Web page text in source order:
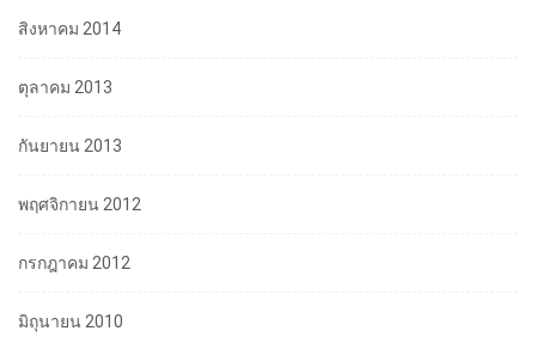
สิงหาคม 2014
ตุลาคม 2013
กันยายน 2013
พฤศจิกายน 2012
กรกฎาคม 2012
มิถุนายน 2010